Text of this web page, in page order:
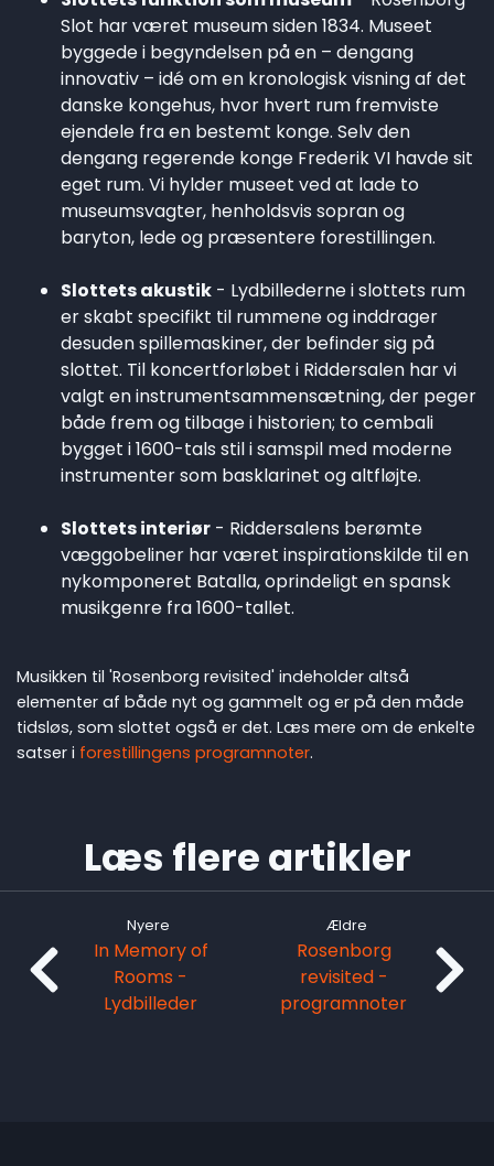
Slot har været museum siden 1834. Museet
byggede i begyndelsen på en – dengang
innovativ – idé om en kronologisk visning af det
danske kongehus, hvor hvert rum fremviste
ejendele fra en bestemt konge. Selv den
dengang regerende konge Frederik VI havde sit
eget rum. Vi hylder museet ved at lade to
museumsvagter, henholdsvis sopran og
baryton, lede og præsentere forestillingen.
Slottets akustik - Lydbillederne i slottets rum
er skabt specifikt til rummene og inddrager
desuden spillemaskiner, der befinder sig på
slottet. Til koncertforløbet i Riddersalen har vi
valgt en instrumentsammensætning, der peger
både frem og tilbage i historien; to cembali
bygget i 1600-tals stil i samspil med moderne
instrumenter som basklarinet og altfløjte.
Slottets interiør - Riddersalens berømte
væggobeliner har været inspirationskilde til en
nykomponeret Batalla, oprindeligt en spansk
musikgenre fra 1600-tallet.
Musikken til 'Rosenborg revisited' indeholder altså
elementer af både nyt og gammelt og er på den måde
tidsløs, som slottet også er det. Læs mere om de enkelte
satser i forestillingens programnoter.
Læs flere artikler
Nyere
In Memory of
Rooms -
Lydbilleder
Ældre
Rosenborg
revisited -
programnoter